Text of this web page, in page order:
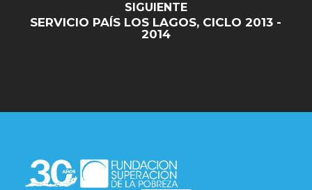
SIGUIENTE
SERVICIO PAÍS LOS LAGOS, CICLO 2013 -
2014